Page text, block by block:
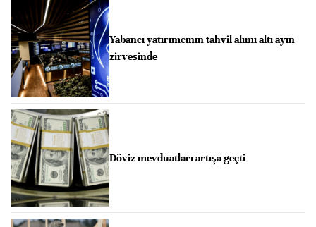
Yabancı yatırımcının tahvil alımı altı ayın
zirvesinde
Döviz mevduatları artışa geçti